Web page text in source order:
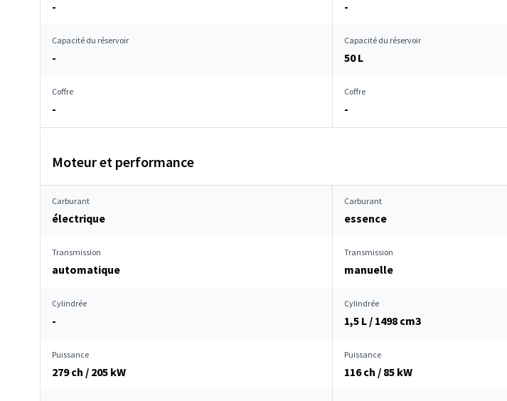
- -
Capacité du réservoir
-
Capacité du réservoir
50 L
Coffre
-
Coffre
-
Moteur et performance
Carburant
électrique
Carburant
essence
Transmission
automatique
Transmission
manuelle
Cylindrée
-
Cylindrée
1,5 L / 1498 cm3
Puissance
279 ch / 205 kW
Puissance
116 ch / 85 kW